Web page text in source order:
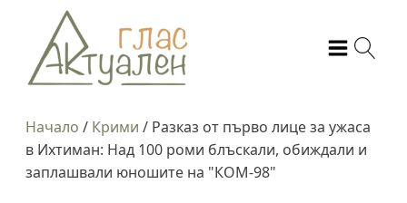
Начало / Крими / Разказ от първо лице за ужаса
в Ихтиман: Над 100 роми блъскали, обиждали и
заплашвали юношите на "КОМ-98"